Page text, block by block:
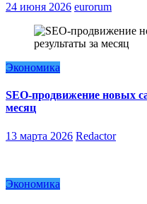
24 июня 2026 eurorum
Экономика
SEO-продвижение новых
месяц
13 марта 2026 Redactor
Экономика